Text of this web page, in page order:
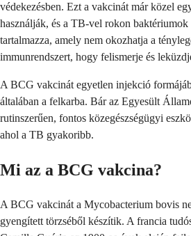
védekezésben. Ezt a vakcinát már közel
használják, és a TB-vel rokon
tartalmazza, amely nem okozhatja a
immunrendszert, hogy felismerje és
A BCG vakcinát egyetlen injekció
általában a felkarba. Bár az Egyesült
rutinszerűen, fontos közegészségügyi
ahol a TB gyakoribb.
Mi az a BCG vakcina?
A BCG vakcinát a Mycobacterium bovis
gyengített törzséből készítik. A francia